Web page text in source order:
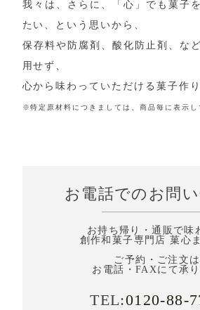
我々は、さらに、「心」でも菓子
たい、という思いから、
保存料や防腐剤、酸化防止剤、な
用せず、
心から味わっていただける菓子作
※特定原材料につきましては、商品毎に表示し
お電話でのお問
お持ち帰り・通販で味
創作和菓子専門店 菓心
ご予約・ご注文は
お電話・FAXにて承
TEL:0120-88-